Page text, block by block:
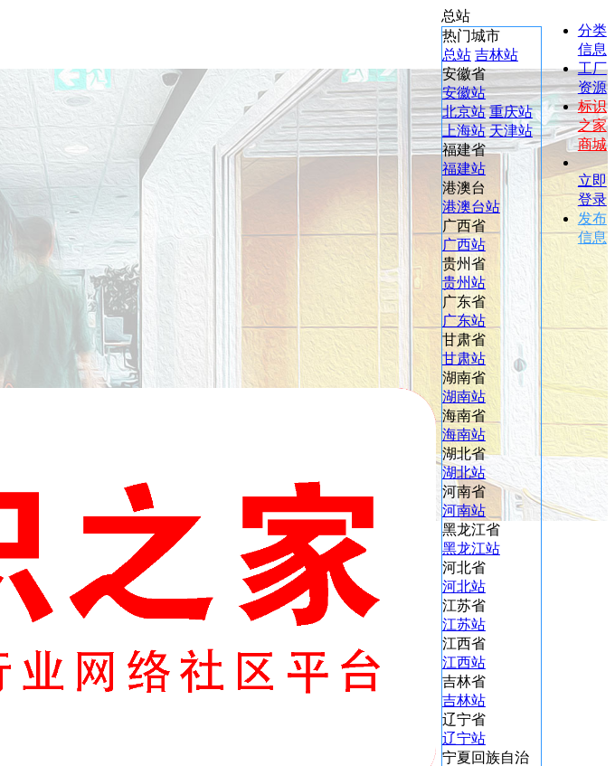
总站
热门城市
总站 吉林站
安徽省
安徽站
北京站 重庆站
上海站 天津站
福建省
福建站
港澳台
港澳台站
广西省
广西站
贵州省
贵州站
广东省
广东站
甘肃省
甘肃站
湖南省
湖南站
海南省
海南站
湖北省
湖北站
河南省
河南站
黑龙江省
黑龙江站
河北省
河北站
江苏省
江苏站
江西省
江西站
吉林省
吉林站
辽宁省
辽宁站
宁夏回族自治
分类
信息
工厂
资源
标识
之家
商城
立即
登录
发布
信息